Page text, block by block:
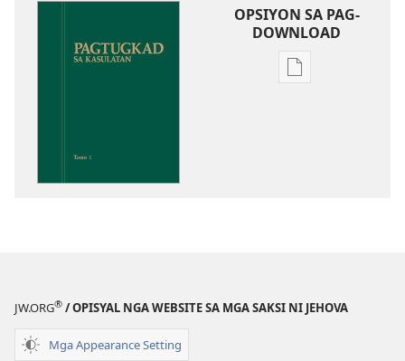
OPSIYON SA PAG-
DOWNLOAD
Opsiyon
JW.ORG® / OPISYAL NGA WEBSITE SA MGA SAKSI NI JEHOVA
Mga Appearance Setting